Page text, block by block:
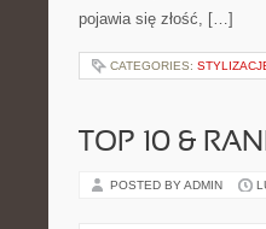
pojawia się złość, […]
CATEGORIES:
TOP 10 &
POSTED BY ADMIN